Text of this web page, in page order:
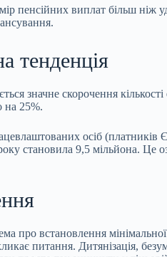
пенсійних виплат більш ніж
тенденція
значне скорочення
на 25%.
осіб
становила 9,5 мільйона. Це
встановлення мінімальної
питання. Дитянізація,